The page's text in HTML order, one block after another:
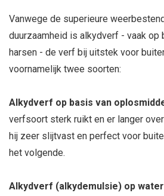
Vanwege de superieure
duurzaamheid is alkydverf - vaak op
harsen - de verf bij uitstek voor
voornamelijk twee soorten:
Alkydverf op basis van
verfsoort sterk ruikt en er langer
hij zeer slijtvast en perfect voor
het volgende.
Alkydverf (alkydemulsie) op